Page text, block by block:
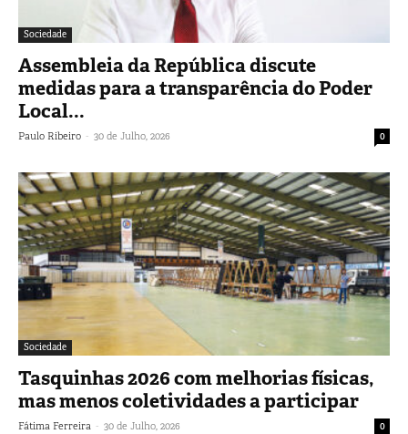
Sociedade
Assembleia da República discute
medidas para a transparência do Poder
Local...
Paulo Ribeiro - 30 de Julho, 2026 0
Sociedade
Tasquinhas 2026 com melhorias físicas,
mas menos coletividades a participar
Fátima Ferreira - 30 de Julho, 2026 0